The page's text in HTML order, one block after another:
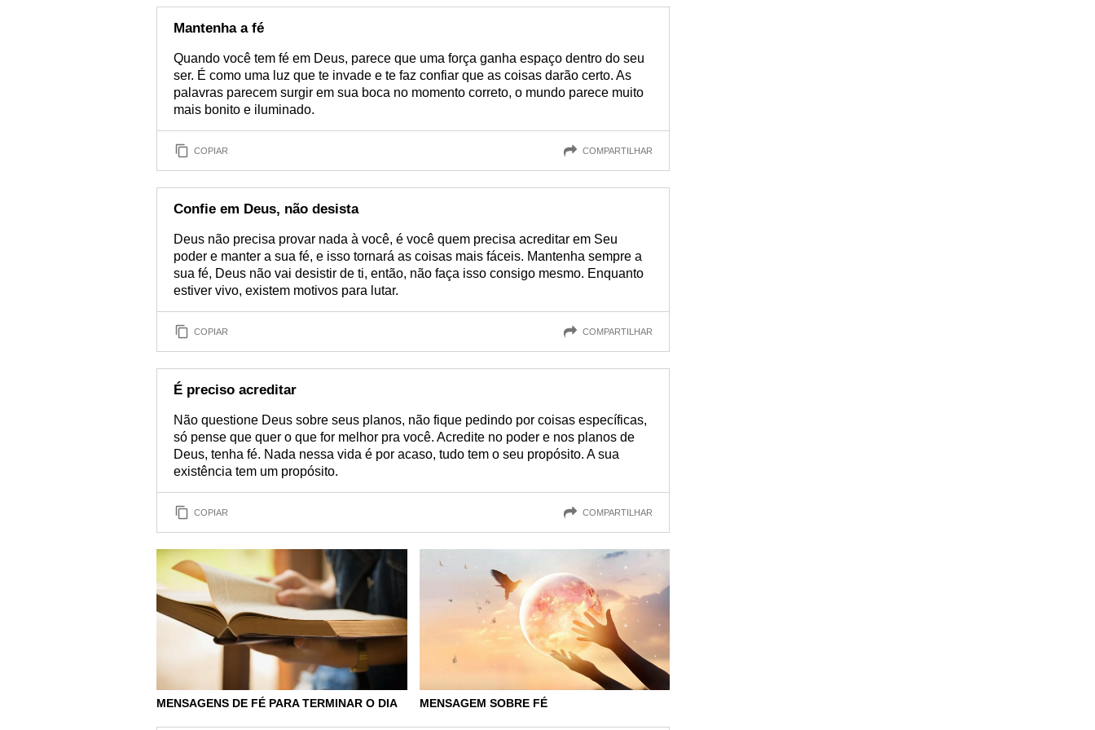
Mantenha a fé
Quando você tem fé em Deus, parece que uma força ganha espaço dentro do seu
ser. É como uma luz que te invade e te faz confiar que as coisas darão certo. As
palavras parecem surgir em sua boca no momento correto, o mundo parece muito
mais bonito e iluminado.
COPIAR COMPARTILHAR
Confie em Deus, não desista
Deus não precisa provar nada à você, é você quem precisa acreditar em Seu
poder e manter a sua fé, e isso tornará as coisas mais fáceis. Mantenha sempre a
sua fé, Deus não vai desistir de ti, então, não faça isso consigo mesmo. Enquanto
estiver vivo, existem motivos para lutar.
COPIAR COMPARTILHAR
É preciso acreditar
Não questione Deus sobre seus planos, não fique pedindo por coisas específicas,
só pense que quer o que for melhor pra você. Acredite no poder e nos planos de
Deus, tenha fé. Nada nessa vida é por acaso, tudo tem o seu propósito. A sua
existência tem um propósito.
COPIAR COMPARTILHAR
MENSAGENS DE FÉ PARA TERMINAR O DIA MENSAGEM SOBRE FÉ